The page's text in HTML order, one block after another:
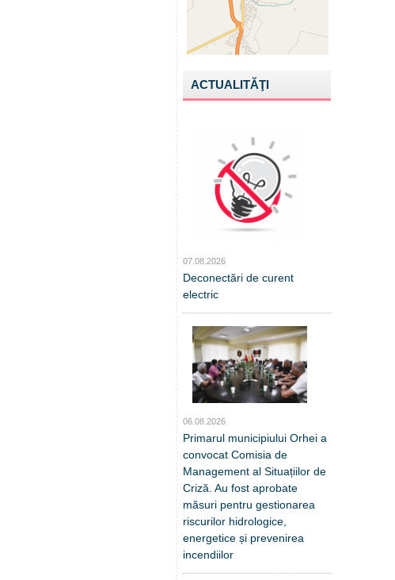
ACTUALITĂŢI
07.08.2026
Deconectări de curent
electric
06.08.2026
Primarul municipiului Orhei a
convocat Comisia de
Management al Situațiilor de
Criză. Au fost aprobate
măsuri pentru gestionarea
riscurilor hidrologice,
energetice și prevenirea
incendiilor